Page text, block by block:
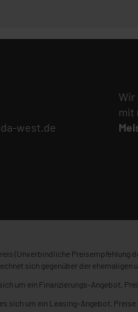
west.de
Wir
mit
(Unverbindliche Preisempfehlung
sich gegenüber der
um ein Finanzierungs-Angebot.
sich um ein Leasing-Angebot.